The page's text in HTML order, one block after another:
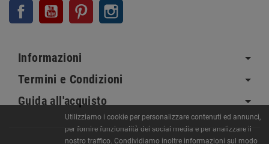
Facebook YouTube Pinterest
Informazioni
Termini e Condizioni
Guida all'acquisto
Utilizziamo i cookie per personalizzare contenuti ed annunci,
per fornire funzionalità dei social media e per analizzare il
nostro traffico. Condividiamo inoltre informazioni sul modo